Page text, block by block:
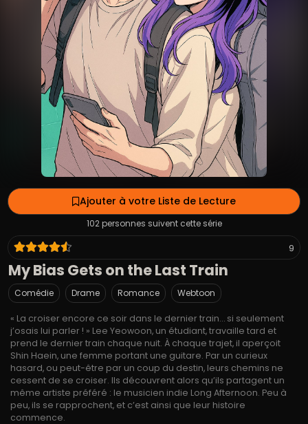
Ajouter à votre Liste de Lecture
102 personnes suivent cette série
9
My Bias Gets on the Last Train
Comédie Drame Romance Webtoon
« La croiser encore ce soir dans le dernier train… si seulement
j’osais lui parler ! » Lee Yeowoon, un étudiant, travaille tard et
prend le dernier train chaque nuit. À chaque trajet, il aperçoit
Shin Haein, une femme portant une guitare. Par un curieux
hasard, ou peut-être par un coup du destin, leurs chemins ne
cessent de se croiser. Ils découvrent alors qu’ils partagent un
même artiste préféré : le musicien indie Long Afternoon. Peu à
peu, ils se rapprochent, et c’est ainsi que leur histoire
commence.